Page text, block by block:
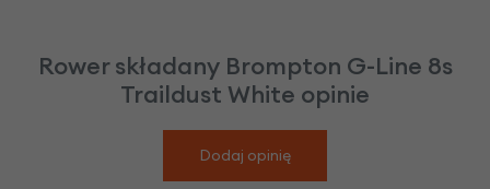
Rower składany Brompton G-Line 8s
Traildust White opinie
Dodaj opinię